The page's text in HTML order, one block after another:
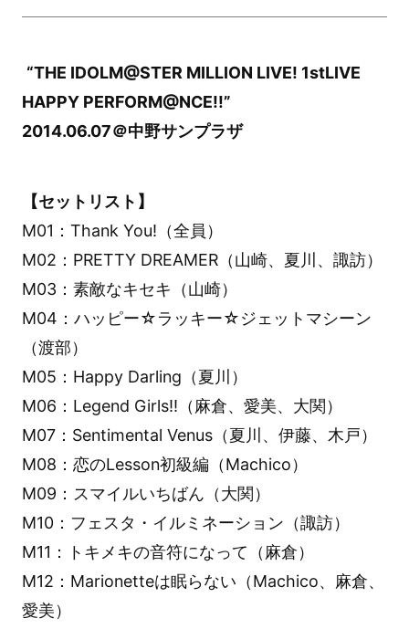
“THE IDOLM@STER MILLION LIVE! 1stLIVE
HAPPY PERFORM@NCE!!”
2014.06.07＠中野サンプラザ
【セットリスト】
M01：Thank You!（全員）
M02：PRETTY DREAMER（山崎、夏川、諏訪）
M03：素敵なキセキ（山崎）
M04：ハッピー☆ラッキー☆ジェットマシーン
（渡部）
M05：Happy Darling（夏川）
M06：Legend Girls!!（麻倉、愛美、大関）
M07：Sentimental Venus（夏川、伊藤、木戸）
M08：恋のLesson初級編（Machico）
M09：スマイルいちばん（大関）
M10：フェスタ・イルミネーション（諏訪）
M11：トキメキの音符になって（麻倉）
M12：Marionetteは眠らない（Machico、麻倉、
愛美）